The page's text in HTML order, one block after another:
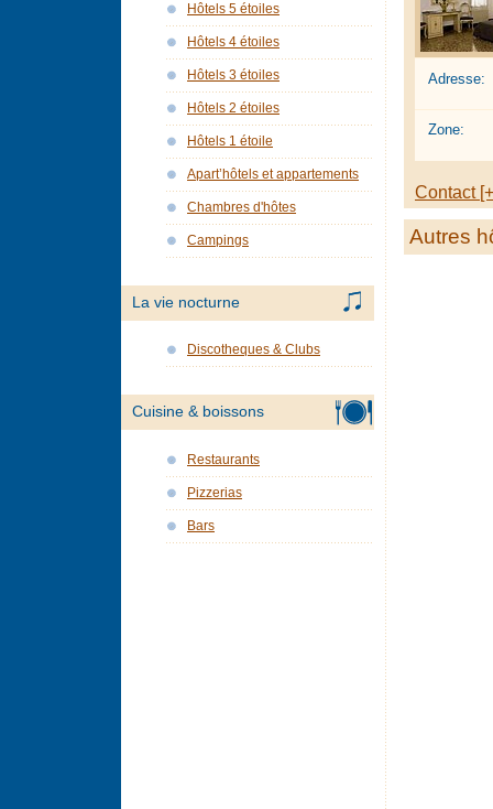
Adresse:
Zone:
Contact
Autres
Hôtels 5 étoiles
Hôtels 4 étoiles
Hôtels 3 étoiles
Hôtels 2 étoiles
Hôtels 1 étoile
Apart’hôtels et appartements
Chambres d'hôtes
Campings
La vie nocturne
Discotheques & Clubs
Cuisine & boissons
Restaurants
Pizzerias
Bars